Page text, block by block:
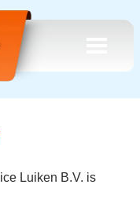
Luiken B.V. is